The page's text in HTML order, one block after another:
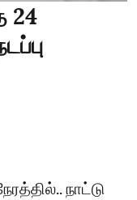
24
நாட்டு